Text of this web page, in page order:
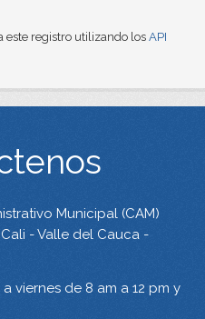
este registro utilizando los API
Municipal (CAM)
- Valle del Cauca -
viernes de 8 am a 12 pm y